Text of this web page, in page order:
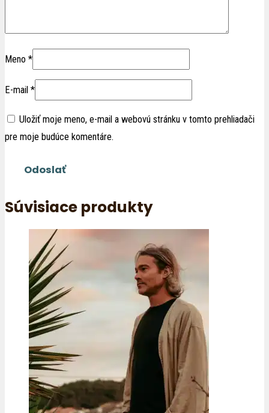
Meno *
E-mail *
Uložiť moje meno, e-mail a webovú stránku v tomto prehliadači
pre moje budúce komentáre.
Súvisiace produkty